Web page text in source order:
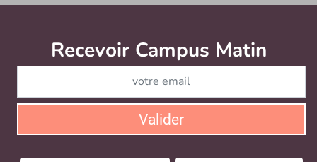
pour auditer convenablement : absence de censure et
à nos travaux. Nous sommes soumis en contrepartie à
une stricte confidentialité.
Comment procédez-vous pour vos audits ?
Savoir briser la glace
Recevoir Campus Matin
Valider